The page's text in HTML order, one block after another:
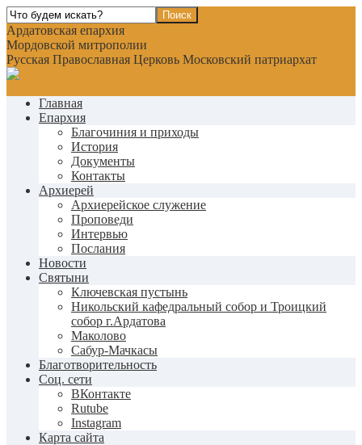
Ардатовская епархия
Мордовской митрополии
Русская Православная Церковь Московский патриархат
Главная
Епархия
Благочиния и приходы
История
Документы
Контакты
Архиерей
Архиерейское служение
Проповеди
Интервью
Послания
Новости
Святыни
Ключевская пустынь
Никольский кафедральный собор и Троицкий
собор г.Ардатова
Маколово
Сабур-Мачкасы
Благотворительность
Соц. сети
ВКонтакте
Rutube
Instagram
Карта сайта